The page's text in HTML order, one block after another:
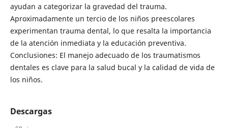
ayudan a categorizar la gravedad del trauma.
Aproximadamente un tercio de los niños preescolares
experimentan trauma dental, lo que resalta la importancia
de la atención inmediata y la educación preventiva.
Conclusiones: El manejo adecuado de los traumatismos
dentales es clave para la salud bucal y la calidad de vida de
los niños.
Descargas